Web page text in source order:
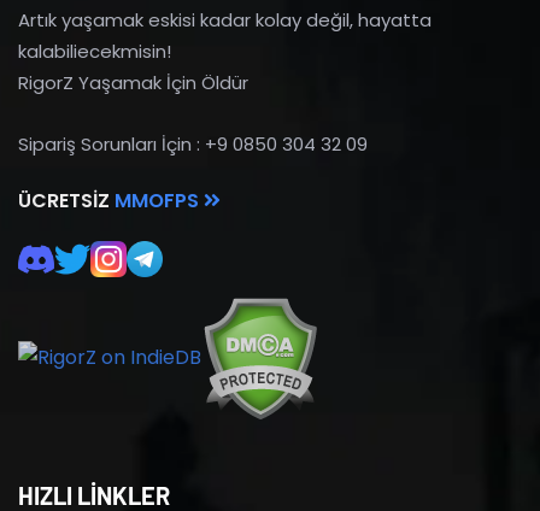
Artık yaşamak eskisi kadar kolay değil, hayatta
kalabiliecekmisin!
RigorZ Yaşamak İçin Öldür
Sipariş Sorunları İçin : +9 0850 304 32 09
ÜCRETSIZ MMOFPS
HIZLI LİNKLER